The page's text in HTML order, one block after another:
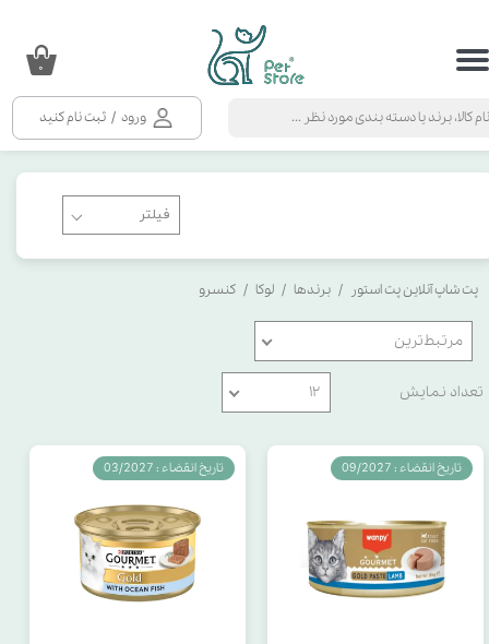
ورود / ثبت نام کنید
حساب کاربری من
سفارشات
۰
پت شاپ آنلاین پت استور برندها لوکا کنسرو
مرتبط‌ترین
تعداد نمایش ۱۲
تاریخ انقضاء : 09/2027 تاریخ انقضاء : 03/2027